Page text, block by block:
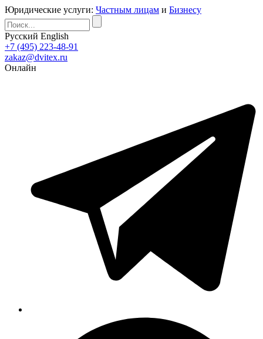
Юридические услуги: Частным лицам и Бизнесу
Русский English
+7 (495) 223-48-91
zakaz@dvitex.ru
Онлайн